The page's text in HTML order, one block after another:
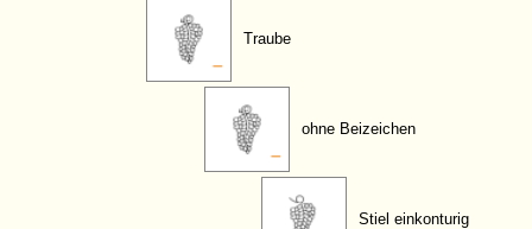
Traube
ohne Beizeichen
Stiel einkonturig